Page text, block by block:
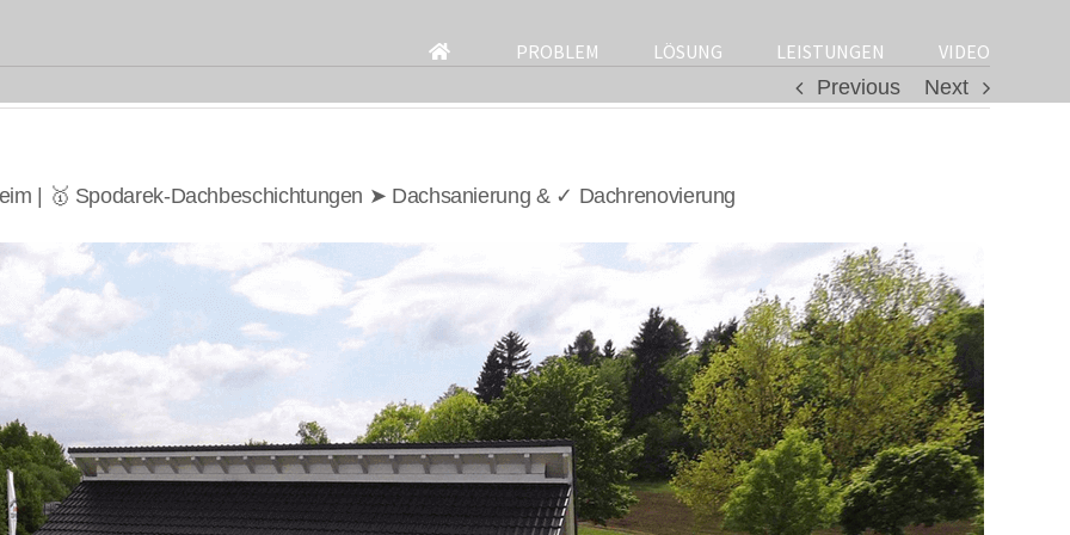
for:
PROBLEM LÖSUNG LEISTUNGEN
VIDEO
Previous
Next
| 🥇 Spodarek-Dachbeschichtungen ➤ Dachsanierung & ✓ Dachrenovierung